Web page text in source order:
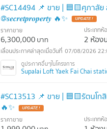
#SC1449​​4 📌 ขาย | 🟦🟨ศุภาลั
@𝒔𝒆𝒄𝒓𝒆𝒕𝒑𝒓𝒐𝒑𝒆𝒓𝒕𝒚 🔥✨
ราคาขาย
6,300,000บาท
ประเภทห้
2 ห้อง
07/08/2026
Supalai Loft Yaek Fai Chai
#SC13513​​ 📌 ขาย | 🟦🟨รัตนโกสิ
🔥✨
ราคาขาย ประเภทห้